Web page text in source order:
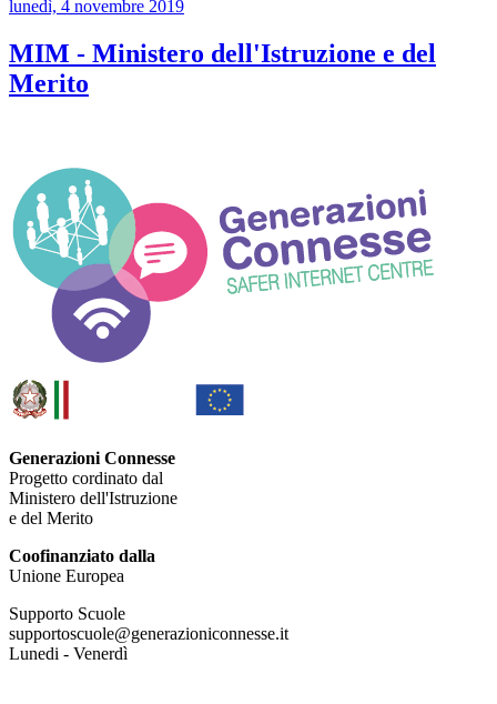
lunedì, 4 novembre 2019
MIM - Ministero dell'Istruzione e del
Merito
Generazioni Connesse
Progetto cordinato dal
Ministero dell'Istruzione
e del Merito
Coofinanziato dalla
Unione Europea
Supporto Scuole
supportoscuole@generazioniconnesse.it
Lunedi - Venerdì